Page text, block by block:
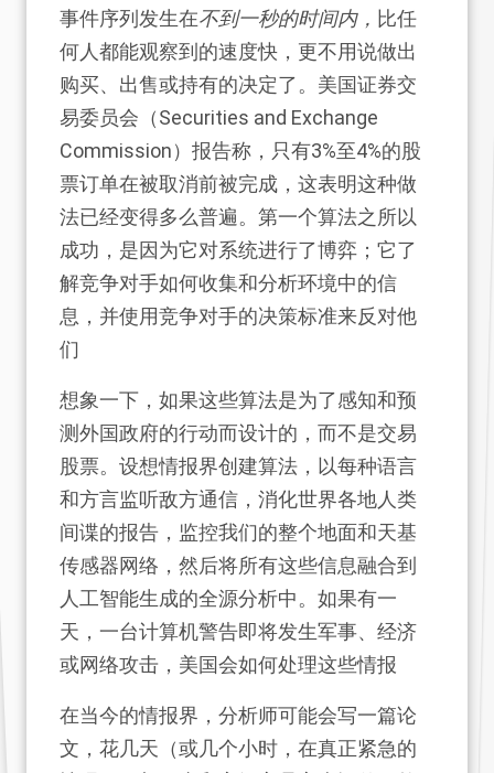
事件序列发生在不到一秒的时间内， 比任
何人都能观察到的速度快，更不用说做出
购买、出售或持有的决定了。美国证券交
易委员会（Securities and Exchange
Commission）报告称，只有3%至4%的股
票订单在被取消前被完成，这表明这种做
法已经变得多么普遍。第一个算法之所以
成功，是因为它对系统进行了博弈；它了
解竞争对手如何收集和分析环境中的信
息，并使用竞争对手的决策标准来反对他
们
想象一下，如果这些算法是为了感知和预
测外国政府的行动而设计的，而不是交易
股票。设想情报界创建算法，以每种语言
和方言监听敌方通信，消化世界各地人类
间谍的报告，监控我们的整个地面和天基
传感器网络，然后将所有这些信息融合到
人工智能生成的全源分析中。如果有一
天，一台计算机警告即将发生军事、经济
或网络攻击，美国会如何处理这些情报
在当今的情报界，分析师可能会写一篇论
文，花几天（或几个小时，在真正紧急的